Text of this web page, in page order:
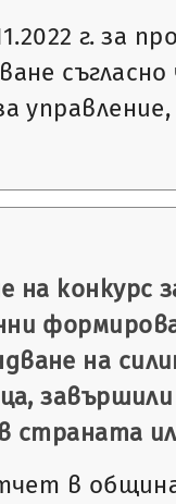
г. за
съгласно
на конкурс
на
страната
в